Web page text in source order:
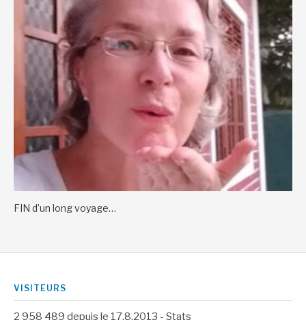
FIN d’un long voyage…
VISITEURS
2 958 489 depuis le 17.8.2013 - Stats